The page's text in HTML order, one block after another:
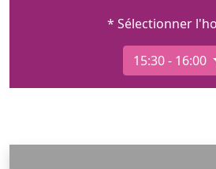
* Sélectionner
15:30 - 16:00